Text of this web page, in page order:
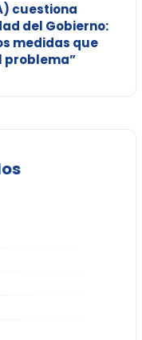
cuestiona
del Gobierno:
medidas que
problema”